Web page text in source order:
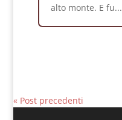
alto monte. E fu...
« Post precedenti